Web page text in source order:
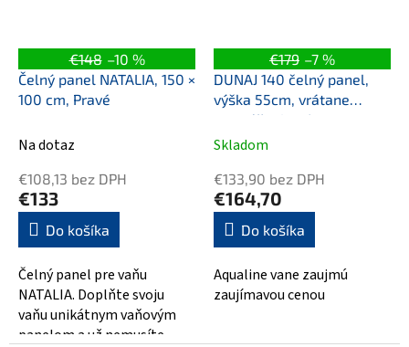
€148 –10 %
Čelný panel NATALIA, 150 ×
100 cm, Pravé
Na dotaz
€108,13 bez DPH
€133
Do košíka
Čelný panel pre vaňu
NATALIA. Doplňte svoju
vaňu unikátnym vaňovým
panelom a už nemusíte
€179 –7 %
DUNAJ 140 čelný panel,
výška 55cm, vrátane
montážnej sady
Skladom
€133,90 bez DPH
€164,70
Do košíka
Aqualine vane zaujmú
zaujímavou cenou